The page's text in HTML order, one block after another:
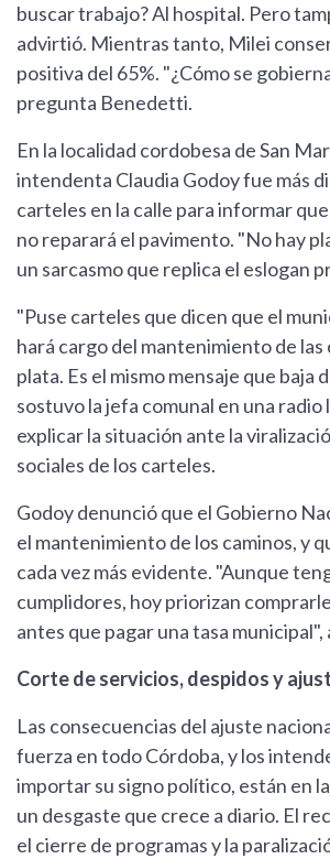
buscar trabajo? Al hospital. Pero
advirtió. Mientras tanto, Milei
positiva del 65%. "¿Cómo se
pregunta Benedetti.
En la localidad cordobesa de San
intendenta Claudia Godoy fue más
carteles en la calle para informar
no reparará el pavimento. "No hay
un sarcasmo que replica el eslogan
"Puse carteles que dicen que el
hará cargo del mantenimiento de las
plata. Es el mismo mensaje que baja
sostuvo la jefa comunal en una radio
explicar la situación ante la
sociales de los carteles.
Godoy denunció que el Gobierno
el mantenimiento de los caminos, y
cada vez más evidente. "Aunque
cumplidores, hoy priorizan
antes que pagar una tasa municipal",
Corte de servicios, despidos y
Las consecuencias del ajuste
fuerza en todo Córdoba, y los
importar su signo político, están en
un desgaste que crece a diario. El
el cierre de programas y la